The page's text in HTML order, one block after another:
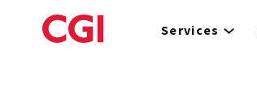
to
Services